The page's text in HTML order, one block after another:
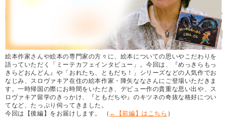
絵本作家さんや絵本の専門家の方々に、絵本についての思いやこだわりを
語っていただく「ミーテカフェインタビュー」。今回は、『めっきらもっ
きらどおんどん』や「おれたち、ともだち！」シリーズなどの人気作でお
なじみ、スロヴァキア在住の絵本作家・降矢ななさんにご登場いただきま
す。一時帰国の際にお時間をいただき、デビュー作の貴重な思い出や、ス
ロヴァキア留学のきっかけ、『ともだちや』のキツネの奇抜な格好につい
てなど、たっぷり伺ってきました。
今回は【後編】をお届けします。 （ ←【前編】はこちら ）